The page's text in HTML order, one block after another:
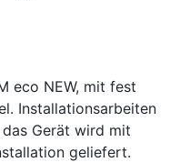
eco NEW, mit fest
Installationsarbeiten
Gerät wird mit
geliefert.